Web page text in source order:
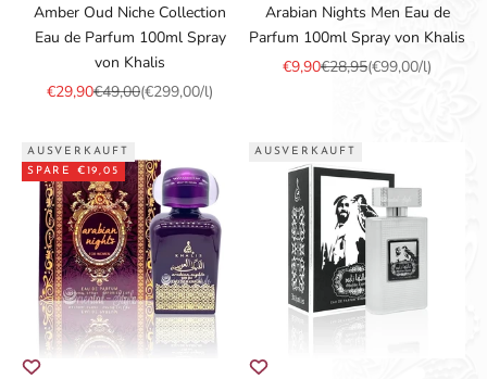
Amber Oud Niche Collection
Eau de Parfum 100ml Spray
von Khalis
Angebot
€29,90Regulärer Preis
€49,00(€299,00/l)
Arabian Nights Men Eau de
Parfum 100ml Spray von Khalis
Angebot
€9,90Regulärer Preis
€28,95(€99,00/l)
AUSVERKAUFT
SPARE €19,05
AUSVERKAUFT